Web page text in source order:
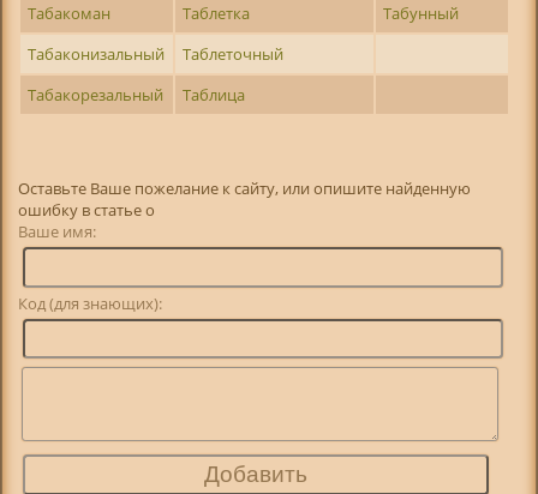
Табакоман
Таблетка
Табунный
Табаконизальный
Таблеточный
Табакорезальный
Таблица
Оставьте Ваше пожелание к сайту, или опишите найденную
ошибку в статье о
Ваше имя:
Код (для знающих):